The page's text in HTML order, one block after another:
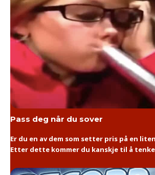
Pass deg når du sover
Er du en av dem som setter pris på en
Etter dette kommer du kanskje til å